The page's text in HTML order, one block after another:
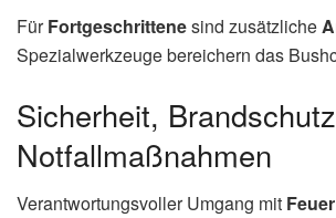
FürFortgeschrittenesind zusätzliche
Spezialwerkzeuge bereichern das
Sicherheit,
Notfallmaßnahmen
Verantwortungsvoller Umgang mit Feuer